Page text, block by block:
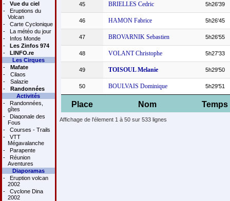
-
Vue du ciel
-
Eruptions du
Volcan
-
Carte Cyclonique
-
La météo du jour
-
Infos Monde
-
Les Zinfos 974
-
LINFO.re
Les Cirques
-
Mafate
-
Cilaos
-
Salazie
-
Randonnées
Activités
-
Randonnées,
gîtes
-
Diagonale des
Fous
-
Courses - Trails
-
VTT
Mégavalanche
-
Parapente
-
Réunion
Aventures
Diaporamas
-
Eruption volcan
2002
-
Cyclone Dina
2002
Place Nom Temps
45 BRIELLES Cedric 5h26'39
46 HAMON Fabrice 5h26'45
47 BROVARNIK Sebastien 5h26'55
48 VOLANT Christophe 5h27'33
49 TOISOUL Melanie 5h29'50
50 BOULVAIS Dominique 5h29'51
Affichage de l'élement 1 à 50 sur 533 lignes